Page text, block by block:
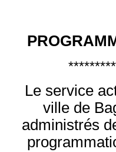
Le service
ville de
administrés